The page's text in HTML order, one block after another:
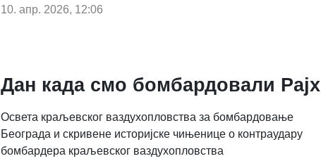
10. апр. 2026, 12:06
Дан када смо бомбардовали Рајх
Освета краљевског ваздухопловства за бомбардовање
Београда и скривене историјске чињенице о контраудару
бомбардера краљевског ваздухопловства